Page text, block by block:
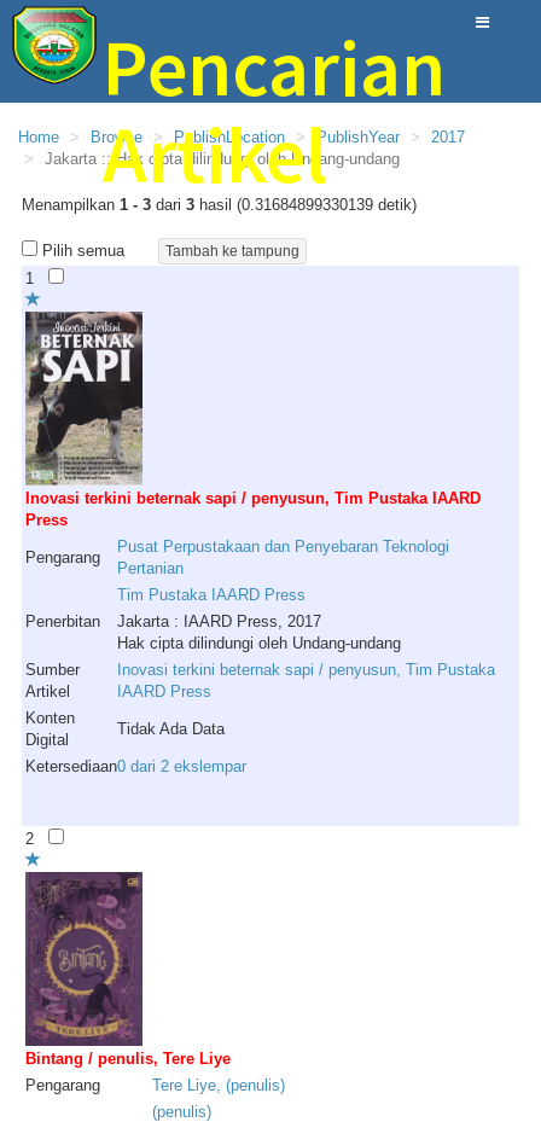
Pencarian
Artikel
Perpustakaan Provinsi Sumatera Selatan
Home Browse PublishLocation PublishYear
2017
Jakarta :; Hak cipta dilindungi oleh Undang-undang
Menampilkan 1 - 3 dari 3 hasil (0.31684899330139 detik)
Pilih semua
1
Inovasi terkini beternak sapi / penyusun, Tim Pustaka IAARD
Press
Pengarang
Pusat Perpustakaan dan Penyebaran Teknologi
Pertanian
Tim Pustaka IAARD Press
Penerbitan
Jakarta : IAARD Press, 2017
Hak cipta dilindungi oleh Undang-undang
Sumber
Artikel
Inovasi terkini beternak sapi / penyusun, Tim Pustaka
IAARD Press
Konten
Digital
Tidak Ada Data
Ketersediaan0 dari 2 ekslempar
2
Bintang / penulis, Tere Liye
Pengarang
Tere Liye, (penulis)
(penulis)